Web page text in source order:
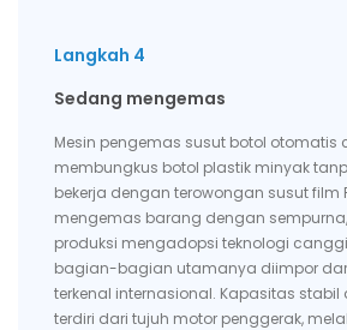
Langkah 4
Sedang mengemas
Mesin pengemas susut botol otomatis
membungkus botol plastik minyak
bekerja dengan terowongan susut film
mengemas barang dengan
produksi mengadopsi teknologi
bagian-bagian utamanya diimpor
terkenal internasional. Kapasitas
terdiri dari tujuh motor penggerak,